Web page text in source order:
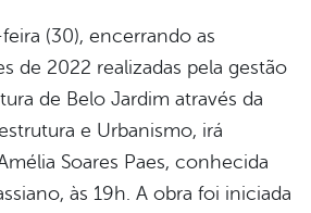
(30), encerrando as
de 2022 realizadas pela gestão
de Belo Jardim através da
e Urbanismo, irá
Soares Paes, conhecida
às 19h. A obra foi iniciada